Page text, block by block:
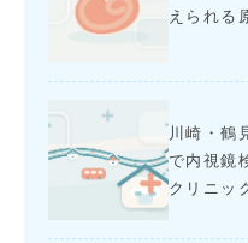
えられる
川崎・鶴
で内視鏡
クリニッ